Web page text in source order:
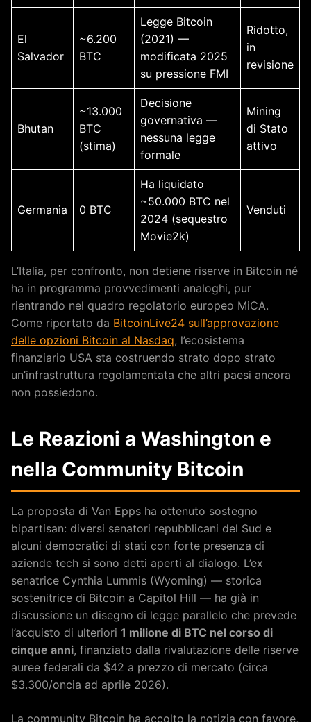
El
Salvador
~6.200
BTC
Legge Bitcoin
(2021) —
modificata 2025
su pressione FMI
Ridotto,
in
revisione
Bhutan
~13.000
BTC
(stima)
Decisione
governativa —
nessuna legge
formale
Mining
di Stato
attivo
Germania 0 BTC
Ha liquidato
~50.000 BTC nel
2024 (sequestro
Movie2k)
Venduti
L’Italia, per confronto, non detiene riserve in Bitcoin né
ha in programma provvedimenti analoghi, pur
rientrando nel quadro regolatorio europeo MiCA.
Come riportato da BitcoinLive24 sull’approvazione
delle opzioni Bitcoin al Nasdaq, l’ecosistema
finanziario USA sta costruendo strato dopo strato
un’infrastruttura regolamentata che altri paesi ancora
non possiedono.
Le Reazioni a Washington e
nella Community Bitcoin
La proposta di Van Epps ha ottenuto sostegno
bipartisan: diversi senatori repubblicani del Sud e
alcuni democratici di stati con forte presenza di
aziende tech si sono detti aperti al dialogo. L’ex
senatrice Cynthia Lummis (Wyoming) — storica
sostenitrice di Bitcoin a Capitol Hill — ha già in
discussione un disegno di legge parallelo che prevede
l’acquisto di ulteriori 1 milione di BTC nel corso di
cinque anni, finanziato dalla rivalutazione delle riserve
auree federali da $42 a prezzo di mercato (circa
$3.300/oncia ad aprile 2026).
La community Bitcoin ha accolto la notizia con favore,